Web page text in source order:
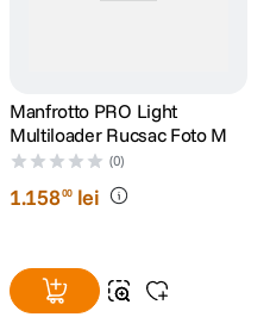
9. dji mic mini
10 . dji osmo pocket 4
Manfrotto PRO Light
Multiloader Rucsac Foto M
(0)
1.15800 lei